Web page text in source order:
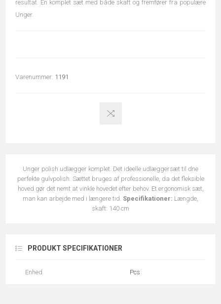
resultat. En komplet sæt med både skaft og fremfører fra populære
Unger.
Varenummer: 1191
Unger polish udlægger komplet. Det ideelle udlæggersæt til dne
perfekte gulvpolish. Sættet bruges af professionelle, da det fleksible
hoved gør det nemt at vinkle hovedet efter behov. Et ergonomisk sæt,
man kan arbejde med i længere tid. Specifikationer: Længde,
skaft: 140 cm
PRODUKT SPECIFIKATIONER
Enhed Pcs